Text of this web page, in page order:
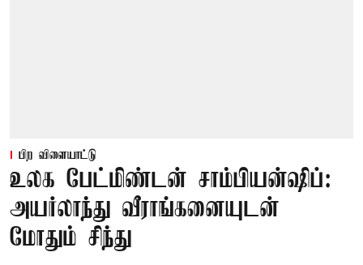
பிற விளையாட்டு
உலக பேட்மிண்டன் சாம்பியன்ஷிப்:
அயர்லாந்து வீராங்கனையுடன்
மோதும் சிந்து